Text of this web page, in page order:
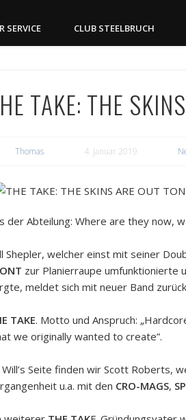
SERVICE CLUB STEELBRUCH
TAKE: THE
Thomas 4. Januar 2019
der Abteilung: Where are they now,
Shepler, welcher einst mit seiner
zur Planierraupe umfunktionierte
meldet sich mit neuer Band
TAKE. Motto und Anspruch:
we originally wanted to create”.
Will’s Seite finden wir Scott Roberts,
u.a. mit den CRO-MAGS,